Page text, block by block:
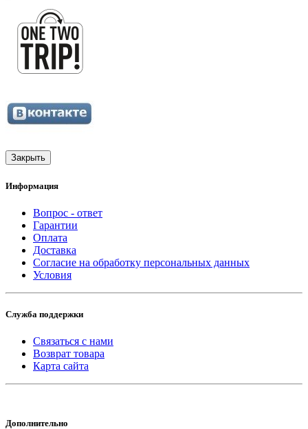
Закрыть
Информация
Вопрос - ответ
Гарантии
Оплата
Доставка
Согласие на обработку персональных данных
Условия
Служба поддержки
Связаться с нами
Возврат товара
Карта сайта
Дополнительно